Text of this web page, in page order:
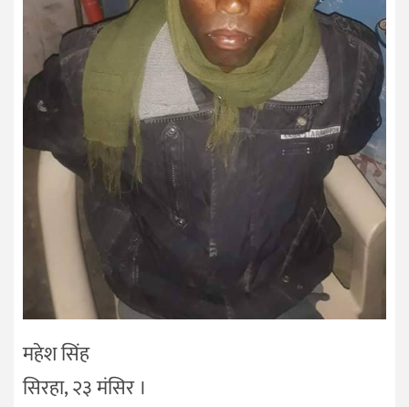
महेश सिंह
सिरहा, २३ मंसिर ।